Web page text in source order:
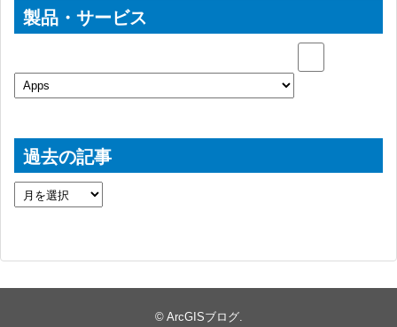
製品・サービス
過去の記事
© ArcGISブログ.